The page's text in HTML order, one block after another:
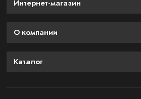
Интернет-магазин
О компании
Каталог